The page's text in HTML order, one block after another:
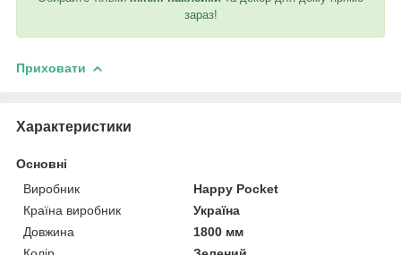
зараз!
Приховати
Характеристики
Основні
Виробник
Happy Pocket
Країна виробник
Україна
Довжина
1800 мм